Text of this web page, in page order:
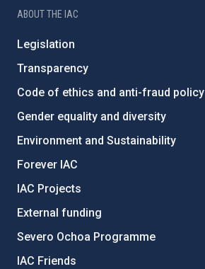
ABOUT THE IAC
Legislation
Transparency
Code of ethics and anti-fraud policy
Gender equality and diversity
Environment and Sustainability
Forever IAC
IAC Projects
External funding
Severo Ochoa Programme
IAC Friends